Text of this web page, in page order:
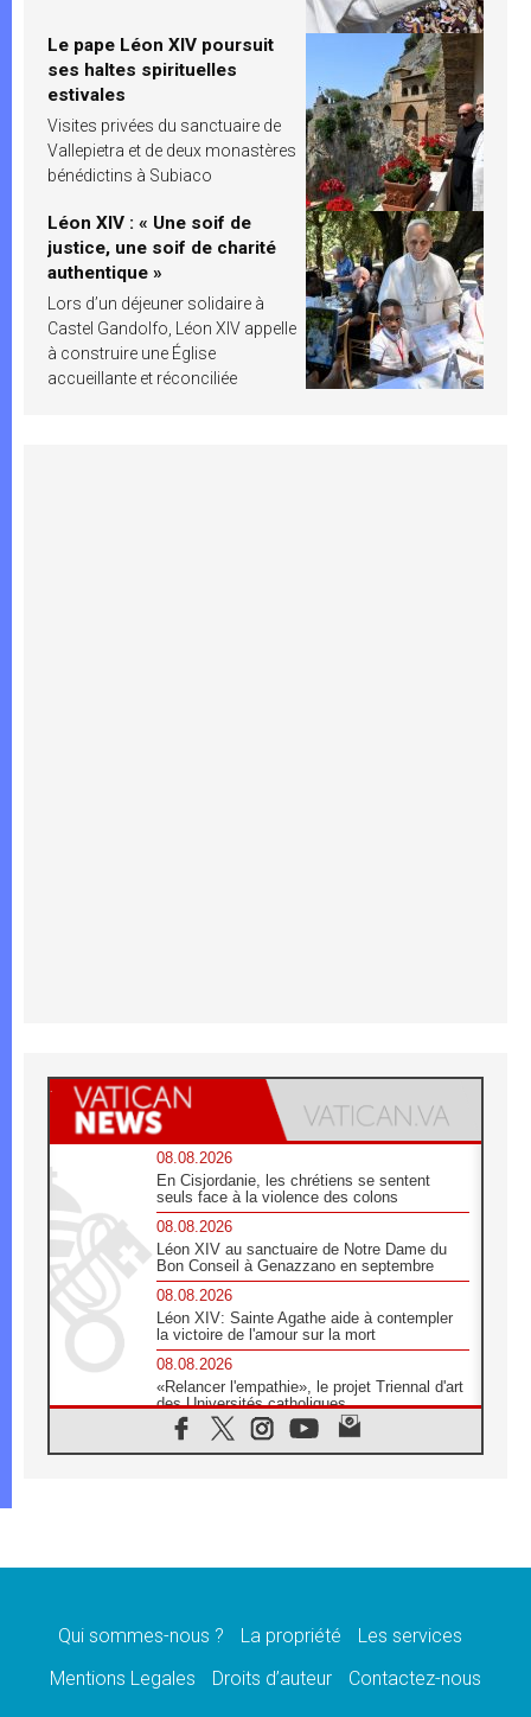
Le pape Léon XIV poursuit
ses haltes spirituelles
estivales
Visites privées du sanctuaire de
Vallepietra et de deux monastères
bénédictins à Subiaco
Léon XIV : « Une soif de
justice, une soif de charité
authentique »
Lors d’un déjeuner solidaire à
Castel Gandolfo, Léon XIV appelle
à construire une Église
accueillante et réconciliée
08.08.2026
En Cisjordanie, les chrétiens se sentent
seuls face à la violence des colons
08.08.2026
Léon XIV au sanctuaire de Notre Dame du
Bon Conseil à Genazzano en septembre
08.08.2026
Léon XIV: Sainte Agathe aide à contempler
la victoire de l'amour sur la mort
08.08.2026
«Relancer l'empathie», le projet Triennal d'art
des Universités catholiques
08.08.2026
Signis 2026, donner la parole aux religieuses
07.08.2026
07.08.2026
de l'Assomption et mémoire nationale
Qui sommes-nous ? La propriété
Les services
Mentions Legales
Droits d’auteur Contactez-nous